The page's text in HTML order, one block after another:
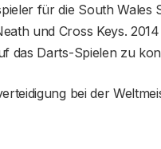
für die South Wales
und Cross Keys.
das Darts-Spielen zu
bei der